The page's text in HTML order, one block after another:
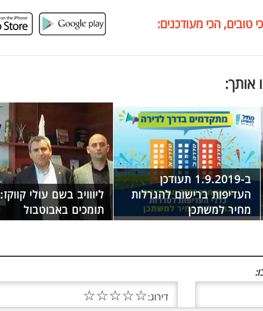
טובים, הכי מעודכנים:
אותך:
ב-1.9.2019 תעודכן
העדיפות ברישום להגרלות
מחיר למשתכן
ליווויב בשם עולי קווקז:
תומכים באבוטבול
דירוג:☆
☆
☆
☆
☆